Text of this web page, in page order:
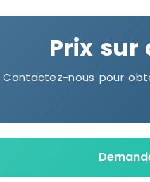
Prix sur
Contactez-nous pour